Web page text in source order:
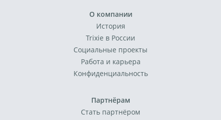
О компании
История
Trixie в России
Социальные проекты
Работа и карьера
Конфиденциальность
Партнёрам
Стать партнёром